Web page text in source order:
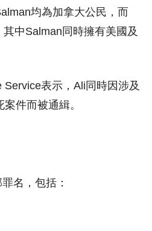
均為加拿大公民，而
中Salman同時擁有美國及
表示，Ali同時因涉及
件而被通緝。
名，包括：